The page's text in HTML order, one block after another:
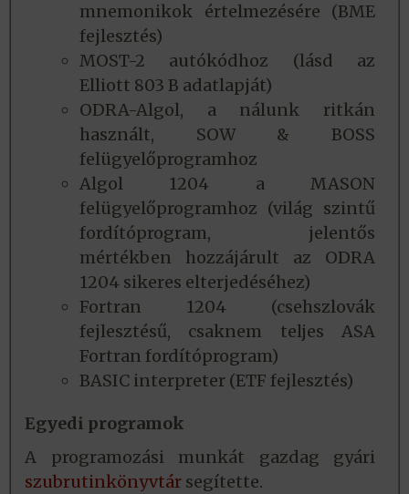
mnemonikok értelmezésére (BME
fejlesztés)
MOST-2 autókódhoz (lásd az
Elliott 803 B adatlapját)
ODRA-Algol, a nálunk ritkán
használt, SOW & BOSS
felügyelőprogramhoz
Algol 1204 a MASON
felügyelőprogramhoz (világ szintű
fordítóprogram, jelentős
mértékben hozzájárult az ODRA
1204 sikeres elterjedéséhez)
Fortran 1204 (csehszlovák
fejlesztésű, csaknem teljes ASA
Fortran fordítóprogram)
BASIC interpreter (ETF fejlesztés)
Egyedi programok
A programozási munkát gazdag gyári
szubrutinkönyvtár segítette.